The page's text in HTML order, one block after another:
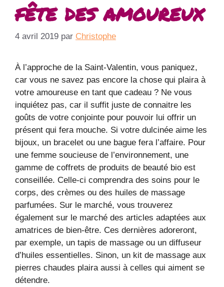
fête des amoureux
4 avril 2019 par Christophe
À l’approche de la Saint-Valentin, vous paniquez,
car vous ne savez pas encore la chose qui plaira à
votre amoureuse en tant que cadeau ? Ne vous
inquiétez pas, car il suffit juste de connaitre les
goûts de votre conjointe pour pouvoir lui offrir un
présent qui fera mouche. Si votre dulcinée aime les
bijoux, un bracelet ou une bague fera l’affaire. Pour
une femme soucieuse de l’environnement, une
gamme de coffrets de produits de beauté bio est
conseillée. Celle-ci comprendra des soins pour le
corps, des crèmes ou des huiles de massage
parfumées. Sur le marché, vous trouverez
également sur le marché des articles adaptées aux
amatrices de bien-être. Ces dernières adoreront,
par exemple, un tapis de massage ou un diffuseur
d’huiles essentielles. Sinon, un kit de massage aux
pierres chaudes plaira aussi à celles qui aiment se
détendre.